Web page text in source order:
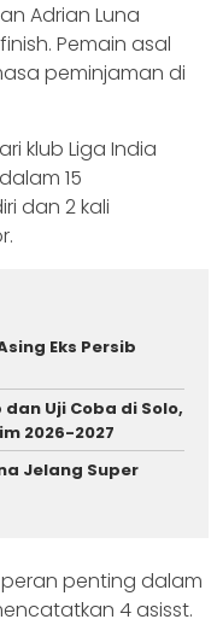
Adrian Luna
Pemain asal
peminjaman di
klub Liga India
15
dan 2 kali
Eks Persib
Uji Coba di Solo,
2026-2027
Jelang Super
penting dalam
4 asisst.